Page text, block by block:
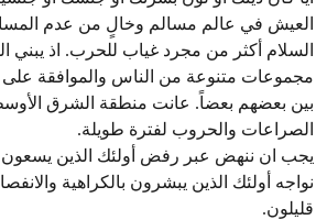
العيش في عالم مسالم وخالٍ من عدم
السلام أكثر من مجرد غياب للحرب. اذ يبني
مجموعات متنوعة من الناس والموافقة
بين بعضهم بعضاً. عانت منطقة الشرق
الصراعات والحروب لفترة طويلة.
يجب ان ننهض عبر رفض أولئك الذين يسعون
نواجه أولئك الذين يبشرون بالكراهية
قليلون.